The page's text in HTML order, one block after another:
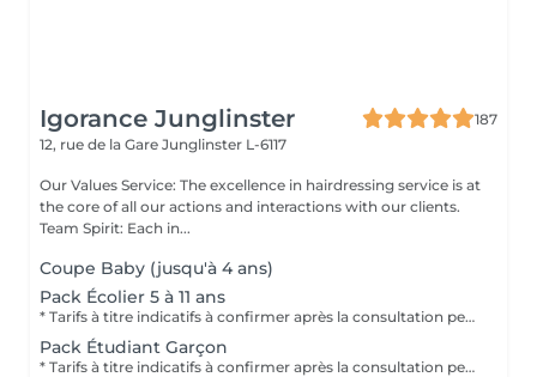
Igorance Junglinster
187
12, rue de la Gare Junglinster L-6117
Our Values Service: The excellence in hairdressing service is at
the core of all our actions and interactions with our clients.
Team Spirit: Each in...
Coupe Baby (jusqu'à 4 ans)
Pack Écolier 5 à 11 ans
* Tarifs à titre indicatifs à confirmer après la consultation personnalisée établit auprès de votre coiffeur/stylist/spécialiste * La direction se réserve le droit dapporter des modifications pour le bon fonctionnement du salon
Pack Étudiant Garçon
* Tarifs à titre indicatifs à confirmer après la consultation personnalisée établit auprès de votre coiffeur/stylist/spécialiste * La direction se réserve le droit dapporter des modifications pour le bon fonctionnement du salon